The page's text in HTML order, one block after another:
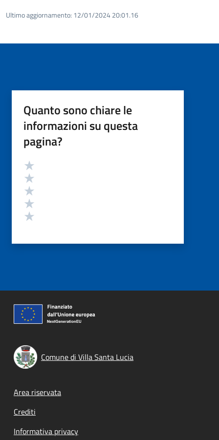
Ultimo aggiornamento: 12/01/2024 20:01.16
Quanto sono chiare le
informazioni su questa
pagina?
Valutazione
Comune di Villa Santa Lucia
Footer menu
Area riservata
Crediti
Informativa privacy